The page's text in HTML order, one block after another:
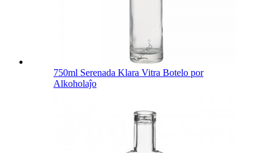
750ml Serenada Klara Vitra Botelo por
Alkoholaĵo